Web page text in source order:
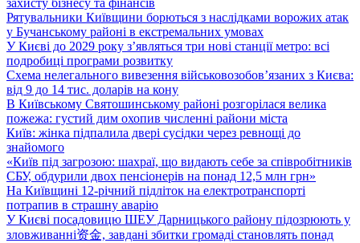
захисту бізнесу та фінансів
Рятувальники Київщини борються з наслідками ворожих атак
у Бучанському районі в екстремальних умовах
У Києві до 2029 року з’являться три нові станції метро: всі
подробиці програми розвитку
Схема нелегального вивезення військовозобов’язаних з Києва:
від 9 до 14 тис. доларів на кону
В Київському Святошинському районі розгорілася велика
пожежа: густий дим охопив численні райони міста
Київ: жінка підпалила двері сусідки через ревнощі до
знайомого
«Київ під загрозою: шахраї, що видають себе за співробітників
СБУ, обдурили двох пенсіонерів на понад 12,5 млн грн»
На Київщині 12-річний підліток на електротранспорті
потрапив в страшну аварію
У Києві посадовицю ШЕУ Дарницького району підозрюють у
зловживанні资金, завдані збитки громаді становлять понад